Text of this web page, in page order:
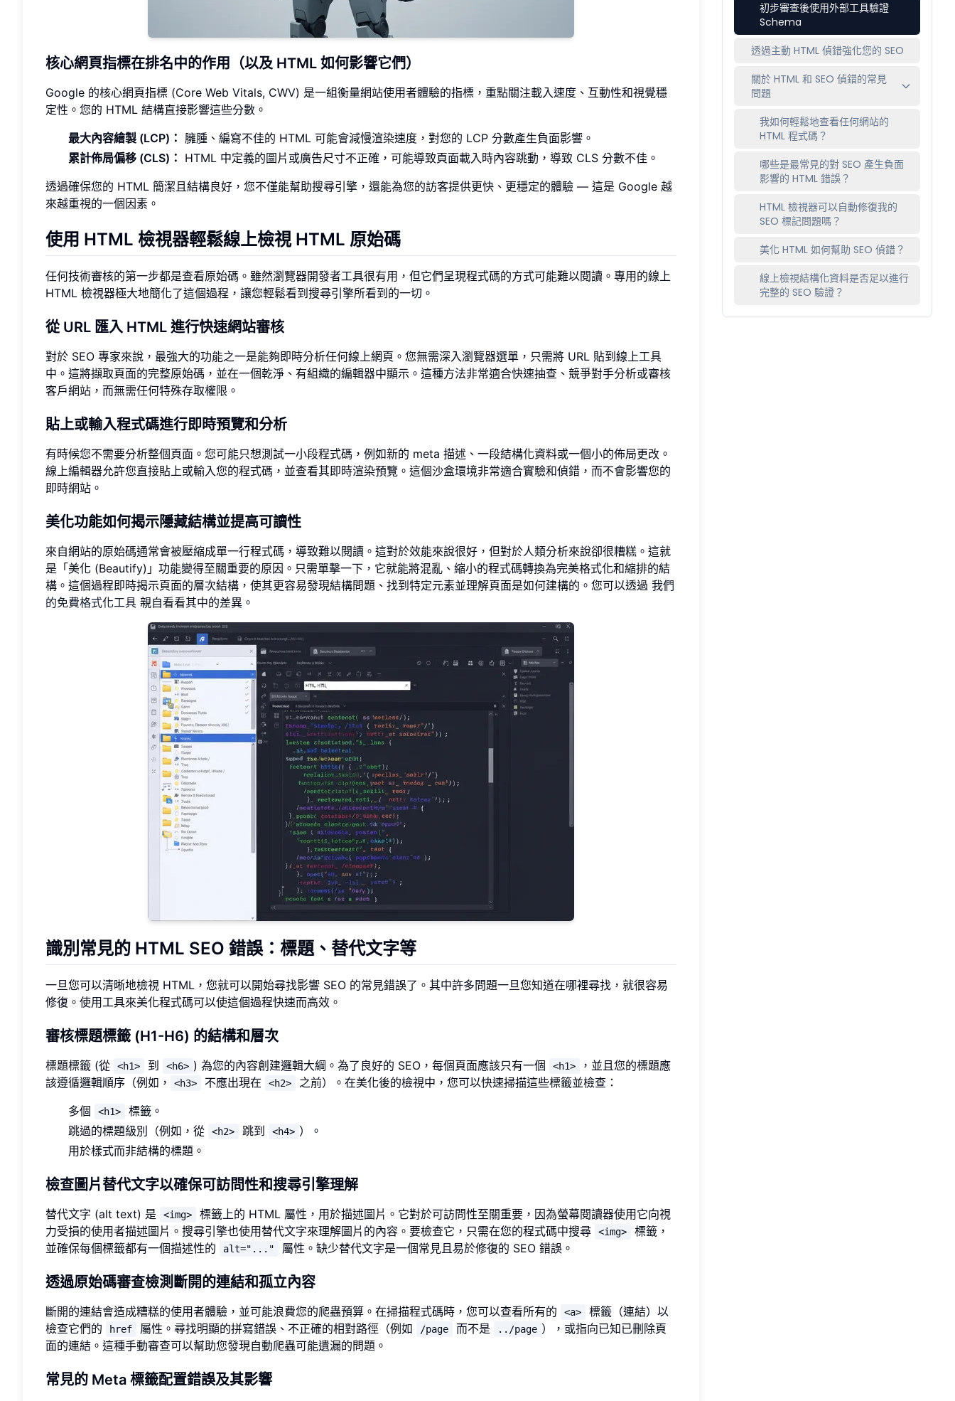
核心網頁指標在排名中的作用（以及 HTML 如何影響它們）
Google 的核心網頁指標 (Core Web Vitals, CWV) 是一組衡量網站使用者體驗的指標，重點關注載入速度、互動性和視覺穩
定性。您的 HTML 結構直接影響這些分數。
最大內容繪製 (LCP)： 臃腫、編寫不佳的 HTML 可能會減慢渲染速度，對您的 LCP 分數產生負面影響。
累計佈局偏移 (CLS)： HTML 中定義的圖片或廣告尺寸不正確，可能導致頁面載入時內容跳動，導致 CLS 分數不佳。
透過確保您的 HTML 簡潔且結構良好，您不僅能幫助搜尋引擎，還能為您的訪客提供更快、更穩定的體驗 — 這是 Google 越
來越重視的一個因素。
使用 HTML 檢視器輕鬆線上檢視 HTML 原始碼
任何技術審核的第一步都是查看原始碼。雖然瀏覽器開發者工具很有用，但它們呈現程式碼的方式可能難以閱讀。專用的線上
HTML 檢視器極大地簡化了這個過程，讓您輕鬆看到搜尋引擎所看到的一切。
從 URL 匯入 HTML 進行快速網站審核
對於 SEO 專家來說，最強大的功能之一是能夠即時分析任何線上網頁。您無需深入瀏覽器選單，只需將 URL 貼到線上工具
中。這將擷取頁面的完整原始碼，並在一個乾淨、有組織的編輯器中顯示。這種方法非常適合快速抽查、競爭對手分析或審核
客戶網站，而無需任何特殊存取權限。
貼上或輸入程式碼進行即時預覽和分析
有時候您不需要分析整個頁面。您可能只想測試一小段程式碼，例如新的 meta 描述、一段結構化資料或一個小的佈局更改。
線上編輯器允許您直接貼上或輸入您的程式碼，並查看其即時渲染預覽。這個沙盒環境非常適合實驗和偵錯，而不會影響您的
即時網站。
美化功能如何揭示隱藏結構並提高可讀性
來自網站的原始碼通常會被壓縮成單一行程式碼，導致難以閱讀。這對於效能來說很好，但對於人類分析來說卻很糟糕。這就
是「美化 (Beautify)」功能變得至關重要的原因。只需單擊一下，它就能將混亂、縮小的程式碼轉換為完美格式化和縮排的結
構。這個過程即時揭示頁面的層次結構，使其更容易發現結構問題、找到特定元素並理解頁面是如何建構的。您可以透過 我們
的免費格式化工具 親自看看其中的差異。
識別常見的 HTML SEO 錯誤：標題、替代文字等
一旦您可以清晰地檢視 HTML，您就可以開始尋找影響 SEO 的常見錯誤了。其中許多問題一旦您知道在哪裡尋找，就很容易
修復。使用工具來美化程式碼可以使這個過程快速而高效。
審核標題標籤 (H1-H6) 的結構和層次
標題標籤 (從 <h1> 到 <h6> ) 為您的內容創建邏輯大綱。為了良好的 SEO，每個頁面應該只有一個 <h1>
，並且您的標題應
該遵循邏輯順序（例如，
<h3> 不應出現在 <h2>
之前）。在美化後的檢視中，您可以快速掃描這些標籤並檢查：
多個
<h1>
標籤。
跳過的標題級別（例如，從
<h2> 跳到 <h4> ）。
用於樣式而非結構的標題。
檢查圖片替代文字以確保可訪問性和搜尋引擎理解
替代文字 (alt text) 是 <img>
標籤上的 HTML 屬性，用於描述圖片。它對於可訪問性至關重要，因為螢幕閱讀器使用它向視
力受損的使用者描述圖片。搜尋引擎也使用替代文字來理解圖片的內容。要檢查它，只需在您的程式碼中搜尋
<img>
標籤，
並確保每個標籤都有一個描述性的
alt="..." 屬性。缺少替代文字是一個常見且易於修復的 SEO 錯誤。
透過原始碼審查檢測斷開的連結和孤立內容
斷開的連結會造成糟糕的使用者體驗，並可能浪費您的爬蟲預算。在掃描程式碼時，您可以查看所有的 <a>
標籤（連結）以
檢查它們的
href 屬性。尋找明顯的拼寫錯誤、不正確的相對路徑（例如 /page 而不是 ../page ），或指向已知已刪除頁
面的連結。這種手動審查可以幫助您發現自動爬蟲可能遺漏的問題。
常見的 Meta 標籤配置錯誤及其影響
初步審查後使用外部工具驗證
Schema
透過主動 HTML 偵錯強化您的 SEO
關於 HTML 和 SEO 偵錯的常見
問題
我如何輕鬆地查看任何網站的
HTML 程式碼？
哪些是最常見的對 SEO 產生負面
影響的 HTML 錯誤？
HTML 檢視器可以自動修復我的
SEO 標記問題嗎？
美化 HTML 如何幫助 SEO 偵錯？
線上檢視結構化資料是否足以進行
完整的 SEO 驗證？